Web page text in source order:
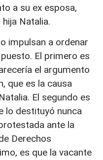
a su ex esposa,
Natalia.
impulsan a ordenar
El primero es
el argumento
que es la causa
El segundo es
lo destituyó nunca
ante la
Derechos
es que la vacante